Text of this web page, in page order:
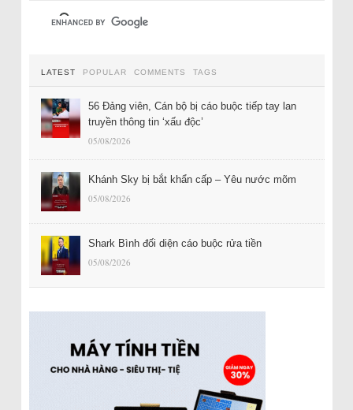
LATEST POPULAR COMMENTS TAGS
56 Đảng viên, Cán bộ bị cáo buộc tiếp tay lan
truyền thông tin ‘xấu độc’
05/08/2026
Khánh Sky bị bắt khẩn cấp – Yêu nước mõm
05/08/2026
Shark Bình đối diện cáo buộc rửa tiền
05/08/2026